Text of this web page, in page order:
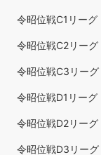
令昭位戦C1リーグ
令昭位戦C2リーグ
令昭位戦C3リーグ
令昭位戦D1リーグ
令昭位戦D2リーグ
令昭位戦D3リーグ